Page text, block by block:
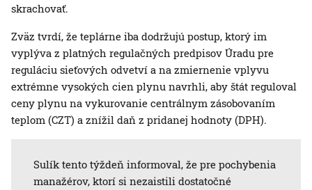
skrachovať.
Zväz tvrdí, že teplárne iba dodržujú postup, ktorý im
vyplýva z platných regulačných predpisov Úradu pre
reguláciu sieťových odvetví a na zmiernenie vplyvu
extrémne vysokých cien plynu navrhli, aby štát reguloval
ceny plynu na vykurovanie centrálnym zásobovaním
teplom (CZT) a znížil daň z pridanej hodnoty (DPH).
Sulík tento týždeň informoval, že pre pochybenia
manažérov, ktorí si nezaistili dostatočné